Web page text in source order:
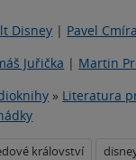
Disney | Pavel
Juřička | Martin
» Literatura
království